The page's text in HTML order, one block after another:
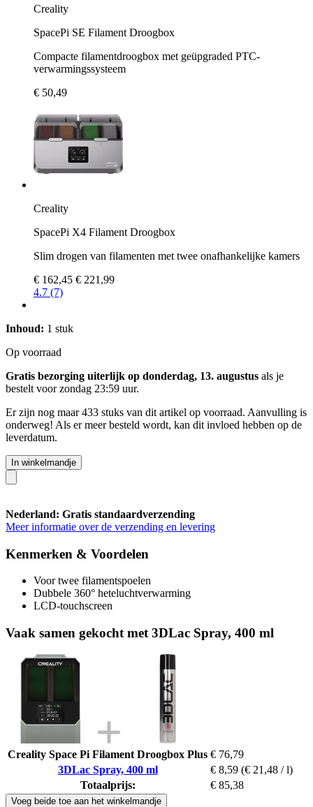
Creality
SpacePi SE Filament Droogbox
Compacte filamentdroogbox met geüpgraded PTC-
verwarmingssysteem
€ 50,49
Creality
SpacePi X4 Filament Droogbox
Slim drogen van filamenten met twee onafhankelijke kamers
€ 162,45 € 221,99
4.7 (7)
Inhoud: 1 stuk
Op voorraad
Gratis bezorging uiterlijk op donderdag, 13. augustus als je
bestelt voorzondag 23:59 uur.
Er zijn nog maar 433 stuks van dit artikel op voorraad. Aanvulling is
onderweg! Als er meer besteld wordt, kan dit invloed hebben op de
leverdatum.
In winkelmandje
Nederland: Gratis standaardverzending
Meer informatie over de verzending en levering
Kenmerken & Voordelen
Voor twee filamentspoelen
Dubbele 360° heteluchtverwarming
LCD-touchscreen
Vaak samen gekocht met 3DLac Spray, 400 ml
Creality Space Pi Filament Droogbox Plus € 76,79
3DLac Spray, 400 ml
€ 8,59 (€ 21,48 / l)
Totaalprijs:
€ 85,38
Voeg beide toe aan het winkelmandje